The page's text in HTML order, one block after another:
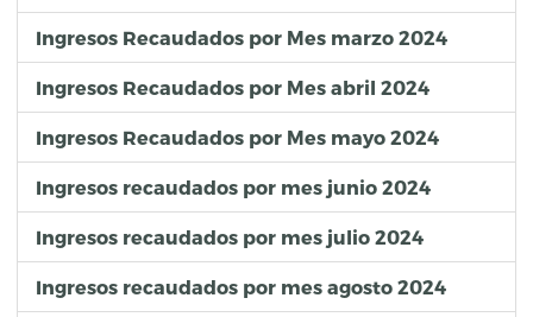
Ingresos Recaudados por Mes marzo 2024
Ingresos Recaudados por Mes abril 2024
Ingresos Recaudados por Mes mayo 2024
Ingresos recaudados por mes junio 2024
Ingresos recaudados por mes julio 2024
Ingresos recaudados por mes agosto 2024